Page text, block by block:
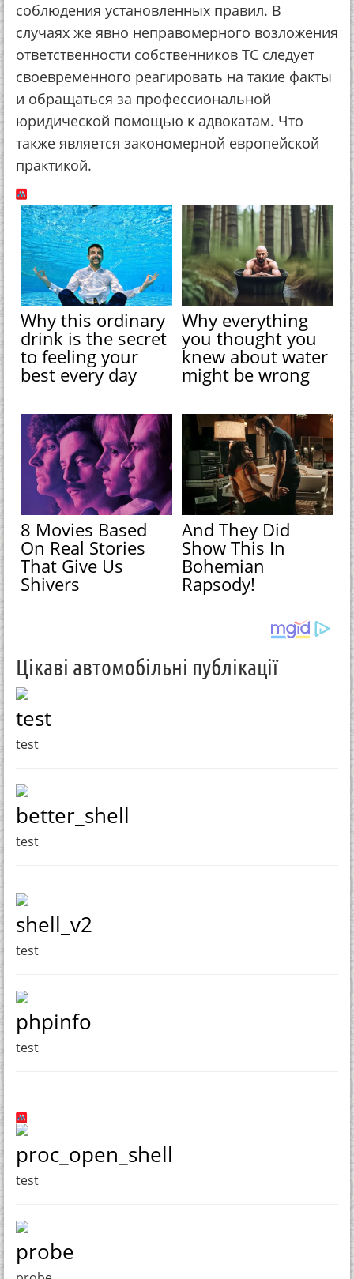
соблюдения установленных правил. В
случаях же явно неправомерного возложения
ответственности собственников ТС следует
своевременного реагировать на такие факты
и обращаться за профессиональной
юридической помощью к адвокатам. Что
также является закономерной европейской
практикой.
Why this ordinary
drink is the secret
to feeling your
best every day
Why everything
you thought you
knew about water
might be wrong
8 Movies Based
On Real Stories
That Give Us
Shivers
And They Did
Show This In
Bohemian
Rapsody!
Цікаві автомобільні публікації
test
test
better_shell
test
shell_v2
test
phpinfo
test
proc_open_shell
test
probe